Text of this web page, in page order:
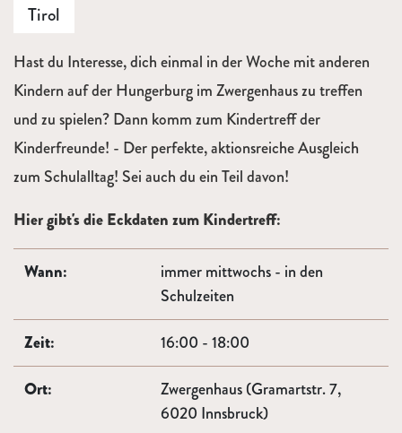
Tirol
Hast du Interesse, dich einmal in der Woche mit anderen
Kindern auf der Hungerburg im Zwergenhaus zu treffen
und zu spielen? Dann komm zum Kindertreff der
Kinderfreunde! - Der perfekte, aktionsreiche Ausgleich
zum Schulalltag! Sei auch du ein Teil davon!
Hier gibt's die Eckdaten zum Kindertreff:
Wann:
immer mittwochs - in den
Schulzeiten
Zeit:
16:00 - 18:00
Ort:
Zwergenhaus (Gramartstr. 7,
6020 Innsbruck)